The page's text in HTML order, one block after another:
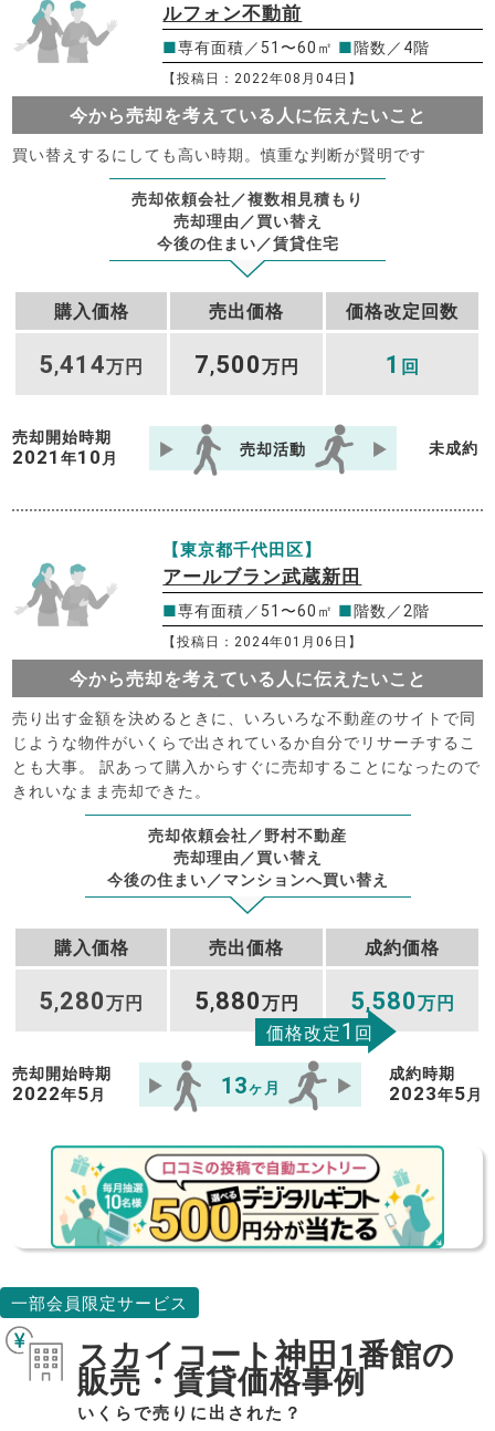
ルフォン不動前
■専有面積／51〜60㎡ ■階数／4階
【投稿日：2022年08月04日】
今から売却を考えている人に伝えたいこと
買い替えするにしても高い時期。慎重な判断が賢明です
売却依頼会社／複数相見積もり
売却理由／買い替え
今後の住まい／賃貸住宅
購入価格 売出価格 価格改定回数
5,414万円 7,500万円 1 回
売却開始時期
2021年10 月
売却活動 未成約
【東京都千代田区】
アールブラン武蔵新田
■専有面積／51〜60㎡ ■階数／2階
【投稿日：2024年01月06日】
今から売却を考えている人に伝えたいこと
売り出す金額を決めるときに、いろいろな不動産のサイトで同
じような物件がいくらで出されているか自分でリサーチするこ
とも大事。 訳あって購入からすぐに売却することになったので
きれいなまま売却できた。
売却依頼会社／野村不動産
売却理由／買い替え
今後の住まい／マンションへ買い替え
購入価格 売出価格 成約価格
5,280万円 5,880万円 5,580万円
価格改定1 回
売却開始時期
2022年5 月 13ヶ月
成約時期
2023年5 月
一部会員限定サービス
スカイコート神田1番館の
販売・賃貸価格事例
いくらで売りに出された？